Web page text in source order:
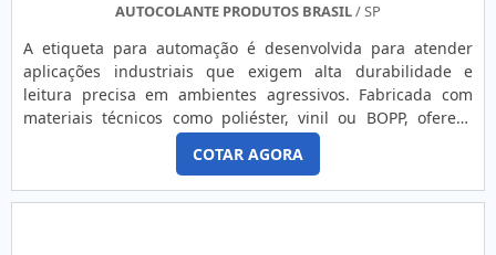
Vantagens da impressão térmica direta: Não necessita de
custos operacionais. Processo rápido e eficiente, ideal para
ambientes de alto volume, como supermercados.
Desvantagens: A impressão pode desbotar com o tempo,
pois é sensível a luz UV, calor, atrito e umidade. Não é ideal
para itens que precisam ser etiquetados e armazenados
por longos períodos. 3. Características das Etiquetas
Térmicas de Balança Material Papel Térmico: Possui uma
AUTOCOLANTE PRODUTOS BRASIL/ SP
A etiqueta para automação é desenvolvida para atender
aplicações industriais que exigem alta durabilidade e
leitura precisa em ambientes agressivos. Fabricada com
materiais técnicos como poliéster, vinil ou BOPP, oferece
resistência superior à abrasão, produtos químicos, umidade
e variações extremas de temperatura. Seu adesivo
permanente de alto desempenho garante aderência em
superfícies metálicas, plásticas ou pintadas, mesmo com
COTAR AGORA